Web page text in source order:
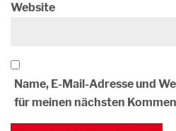
Website
Name, E-Mail-Adresse und
für meinen nächsten